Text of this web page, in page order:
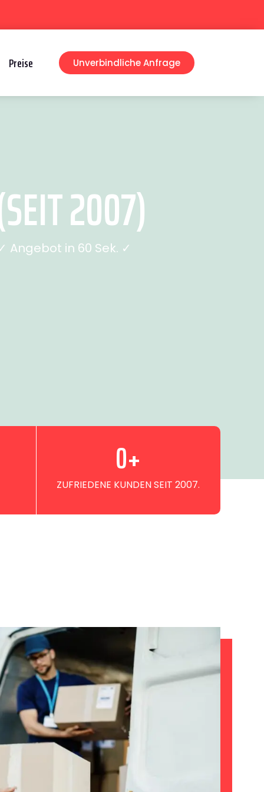
Preise Unverbindliche Anfrage
2007)
Angebot in 60 Sek. ✓
ZUFRIEDENE KUNDEN SEIT 2007.
0+